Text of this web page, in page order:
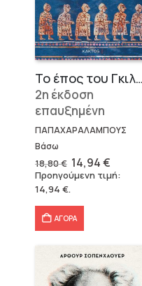
Το έπος του Γκιλγκαμές
2η έκδοση
επαυξημένη
ΠΑΠΑΧΑΡΑΛΑΜΠΟΥΣ
Βάσω
18,80€ Original
price
was:
18,80 €.
14,94€Η
τιμή
Προηγούμενη τιμή:
14,94 €.
ΑΓΟΡΑ